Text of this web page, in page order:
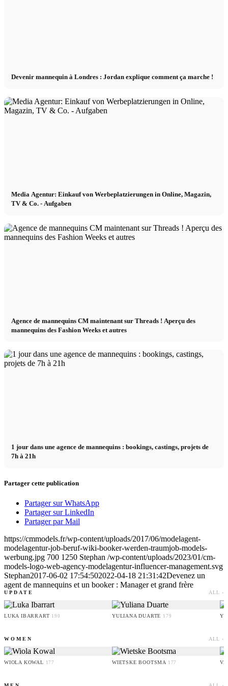
Devenir mannequin à Londres : Jordan explique comment ça marche !
Media Agentur: Einkauf von Werbeplatzierungen in Online, Magazin,
TV & Co. - Aufgaben
Agence de mannequins CM maintenant sur Threads ! Aperçu des
mannequins des Fashion Weeks et autres
1 jour dans une agence de mannequins : bookings, castings, projets de
7h à 21h
Partager cette publication
Partager sur WhatsApp
Partager sur LinkedIn
Partager par Mail
https://cmmodels.fr/wp-content/uploads/2017/06/modelagent-
modelagentur-job-beruf-wiki-booker-werden-traumjob-models-
werbung.jpg 700 1250 Stephan /wp-content/uploads/2023/01/cm-
models-logo-web-agency-modelagentur-influencer-management.svg
Stephan2017-06-02 17:54:502022-04-18 21:31:42Devenez un
agent de mannequins et un booker : Manager et grand frère
UPDATE ALL ›
LUKA IBARRART 190 YULIANA DUARTE 179
WOMEN ALL ›
WIOLA KOWAL 177 WIETSKE BOOTSMA 177